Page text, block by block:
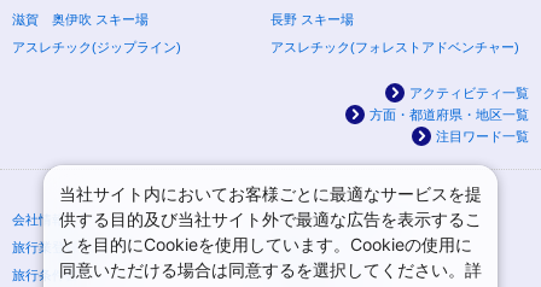
滋賀 奥伊吹 スキー場
長野 スキー場
アスレチック(ジップライン)
アスレチック(フォレストアドベンチャー)
アクティビティ一覧
方面・都道府県・地区一覧
注目ワード一覧
会社情報
プライバシーポリシー
旅行業登録票・約款
規約集
旅行条件書
ニュースリリース
当社サイト内においてお客様ごとに最適なサービスを提
供する目的及び当社サイト外で最適な広告を表示するこ
とを目的にCookieを使用しています。Cookieの使用に
同意いただける場合は同意するを選択してください。詳